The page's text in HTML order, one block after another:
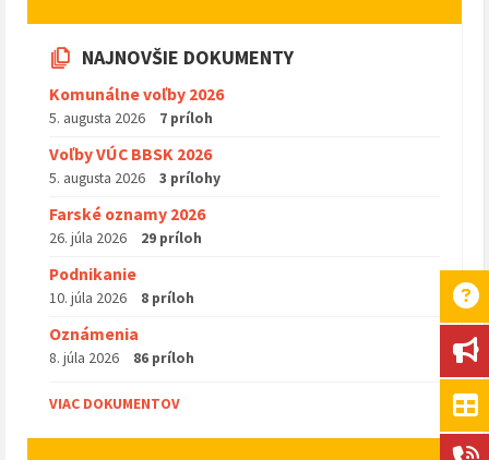
NAJNOVŠIE DOKUMENTY
Komunálne voľby 2026
5. augusta 2026 7 príloh
Voľby VÚC BBSK 2026
5. augusta 2026 3 prílohy
Farské oznamy 2026
26. júla 2026 29 príloh
Podnikanie
10. júla 2026 8 príloh
Oznámenia
8. júla 2026 86 príloh
VIAC DOKUMENTOV